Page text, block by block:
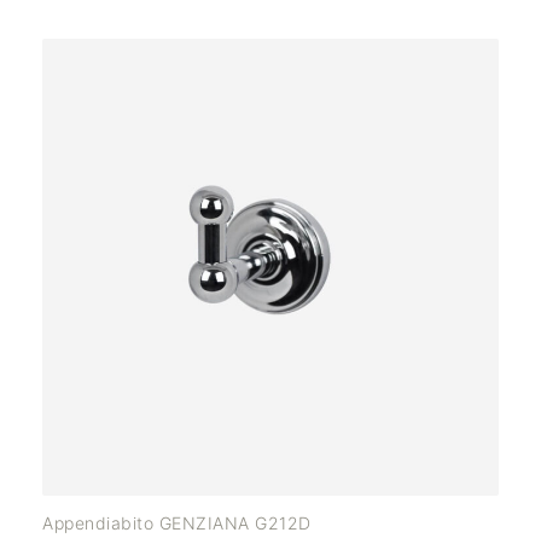
Appendiabito GENZIANA G212D